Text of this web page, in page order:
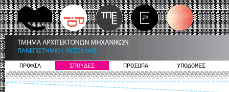
ΠΡΟΦΙΛ ΣΠΟΥΔΕΣ ΠΡΟΣΩΠΑ ΥΠΟΔΟΜΕΣ